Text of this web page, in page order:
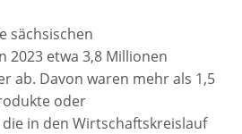
sächsischen
2023 etwa 3,8 Millionen
ab. Davon waren mehr als 1,5
oder
in den Wirtschaftskreislauf